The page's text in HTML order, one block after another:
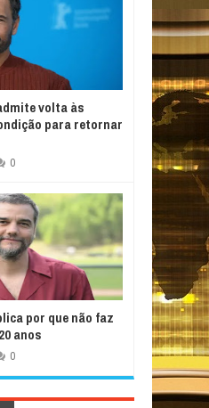
volta às
para retornar
0
por que não faz
anos
0